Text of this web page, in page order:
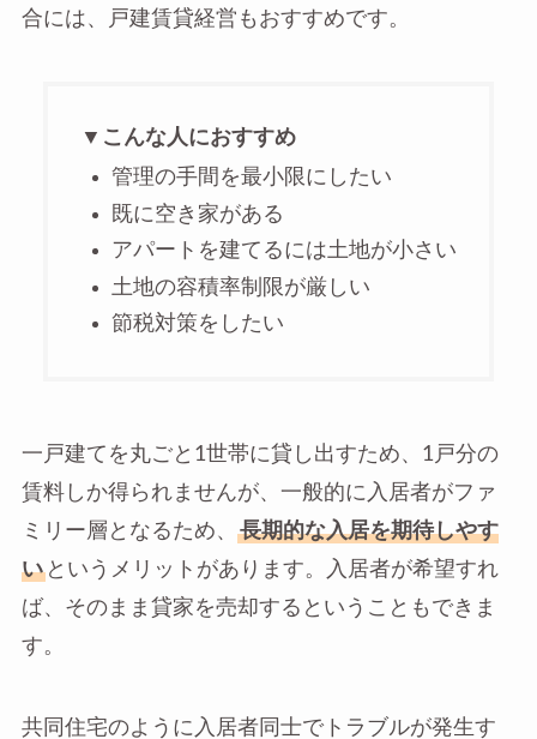
合には、戸建賃貸経営もおすすめです。
▼こんな人におすすめ
管理の手間を最小限にしたい
既に空き家がある
アパートを建てるには土地が小さい
土地の容積率制限が厳しい
節税対策をしたい
一戸建てを丸ごと1世帯に貸し出すため、1戸分の
賃料しか得られませんが、一般的に入居者がファ
ミリー層となるため、
長期的な入居を期待しやす
いというメリットがあります。入居者が希望すれ
ば、そのまま貸家を売却するということもできま
す。
共同住宅のように入居者同士でトラブルが発生す